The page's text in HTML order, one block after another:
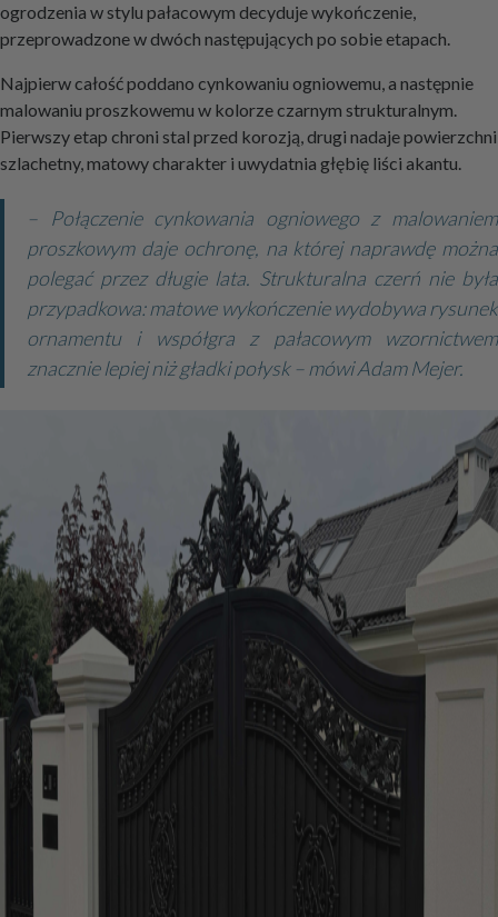
ogrodzenia w stylu pałacowym decyduje wykończenie,
przeprowadzone w dwóch następujących po sobie etapach.
Najpierw całość poddano cynkowaniu ogniowemu, a następnie
malowaniu proszkowemu w kolorze czarnym strukturalnym.
Pierwszy etap chroni stal przed korozją, drugi nadaje powierzchni
szlachetny, matowy charakter i uwydatnia głębię liści akantu.
– Połączenie cynkowania ogniowego z malowaniem
proszkowym daje ochronę, na której naprawdę można
polegać przez długie lata. Strukturalna czerń nie była
przypadkowa: matowe wykończenie wydobywa rysunek
ornamentu i współgra z pałacowym wzornictwem
znacznie lepiej niż gładki połysk – mówi Adam Mejer.